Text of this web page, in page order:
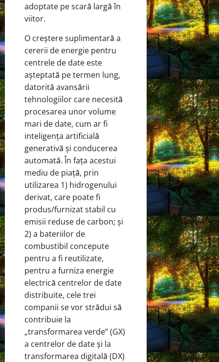
adoptate pe scară largă în
viitor.
O creștere suplimentară a
cererii de energie pentru
centrele de date este
așteptată pe termen lung,
datorită avansării
tehnologiilor care necesită
procesarea unor volume
mari de date, cum ar fi
inteligența artificială
generativă și conducerea
automată. În fața acestui
mediu de piață, prin
utilizarea 1) hidrogenului
derivat, care poate fi
produs/furnizat stabil cu
emisii reduse de carbon; și
2) a bateriilor de
combustibil concepute
pentru a fi reutilizate,
pentru a furniza energie
electrică centrelor de date
distribuite, cele trei
companii se vor strădui să
contribuie la
„transformarea verde” (GX)
a centrelor de date și la
transformarea digitală (DX)